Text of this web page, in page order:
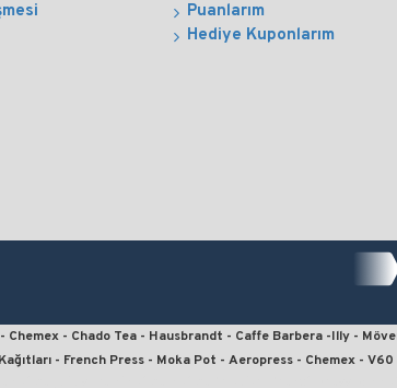
Puanlarım
Hediye Kuponlarım
- Chado Tea - Hausbrandt - Caffe Barbera -Illy -
- French Press - Moka Pot - Aeropress - Chemex -
kahve, julius meinl kahve, kahve fiyatları, french press